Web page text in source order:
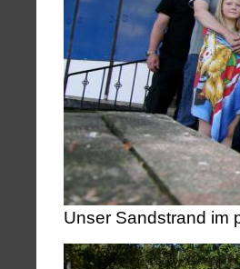
Unser Sandstrand im